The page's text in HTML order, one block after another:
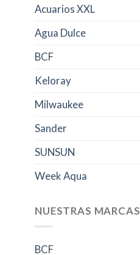
Acuarios XXL
Agua Dulce
BCF
Keloray
Milwaukee
Sander
SUNSUN
Week Aqua
NUESTRAS MARCAS
BCF